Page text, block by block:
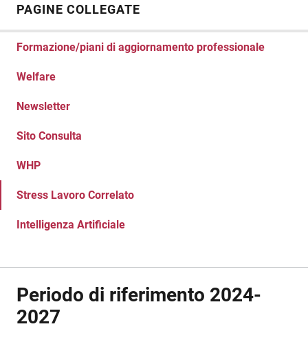
PAGINE COLLEGATE
Formazione/piani di aggiornamento professionale
Welfare
Newsletter
Sito Consulta
WHP
Stress Lavoro Correlato
Intelligenza Artificiale
Periodo di riferimento 2024-
2027